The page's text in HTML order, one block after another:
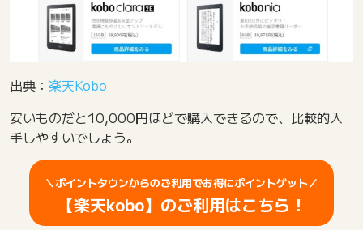
出典： 楽天Kobo
安いものだと10,000円ほどで購入できるので、比較的入
手しやすいでしょう。
＼ポイントタウンからのご利用でお得にポイントゲット／
【楽天kobo】のご利用はこちら！